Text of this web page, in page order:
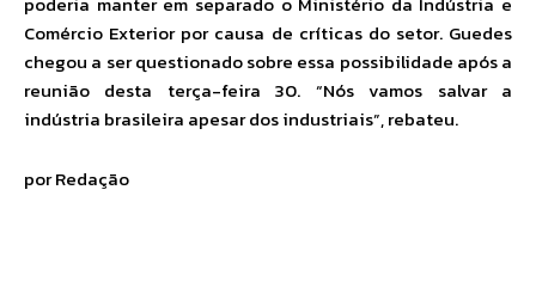
Comércio Exterior por causa de críticas do setor. Guedes
chegou a ser questionado sobre essa possibilidade após a
reunião desta terça-feira 30. “Nós vamos salvar a
indústria brasileira apesar dos industriais”, rebateu.
por Redação